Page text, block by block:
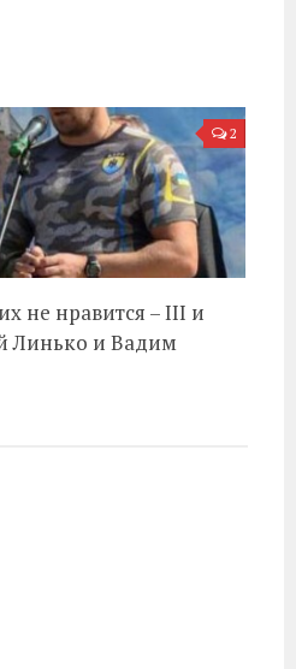
2
не нравится – III и
Линько и Вадим